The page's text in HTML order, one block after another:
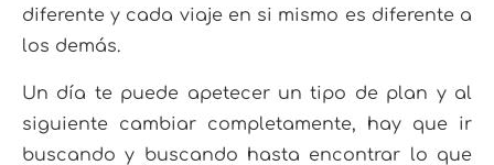
diferente y cada viaje en si mismo es diferente a
los demás.
Un día te puede apetecer un tipo de plan y al
siguiente cambiar completamente, hay que ir
buscando y buscando hasta encontrar lo que